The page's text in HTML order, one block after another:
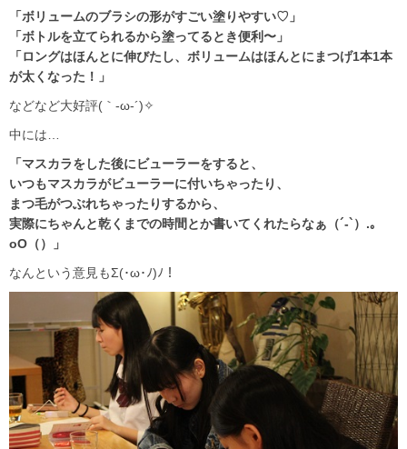
「ボリュームのブラシの形がすごい塗りやすい♡」
「ボトルを立てられるから塗ってるとき便利〜」
「ロングはほんとに伸びたし、ボリュームはほんとにまつげ1本1本
が太くなった！」
などなど大好評(｀-ω-´)✧
中には…
「マスカラをした後にビューラーをすると、
いつもマスカラがビューラーに付いちゃったり、
まつ毛がつぶれちゃったりするから、
実際にちゃんと乾くまでの時間とか書いてくれたらなぁ（´-`）.｡
oO（）」
なんという意見もΣ(･ω･ﾉ)ﾉ！